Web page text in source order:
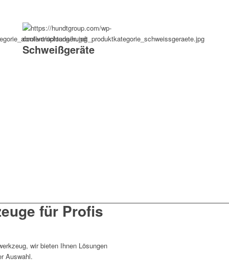
Schweiß­geräte
für Profis
wir bieten Ihnen Lösungen
Auswahl.